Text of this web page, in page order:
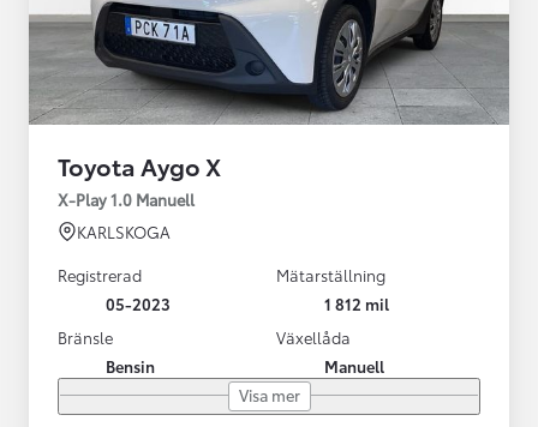
Toyota Aygo X
X-Play 1.0 Manuell
KARLSKOGA
Registrerad
05-2023
Mätarställning
1 812 mil
Bränsle
Bensin
Växellåda
Manuell
Visa mer